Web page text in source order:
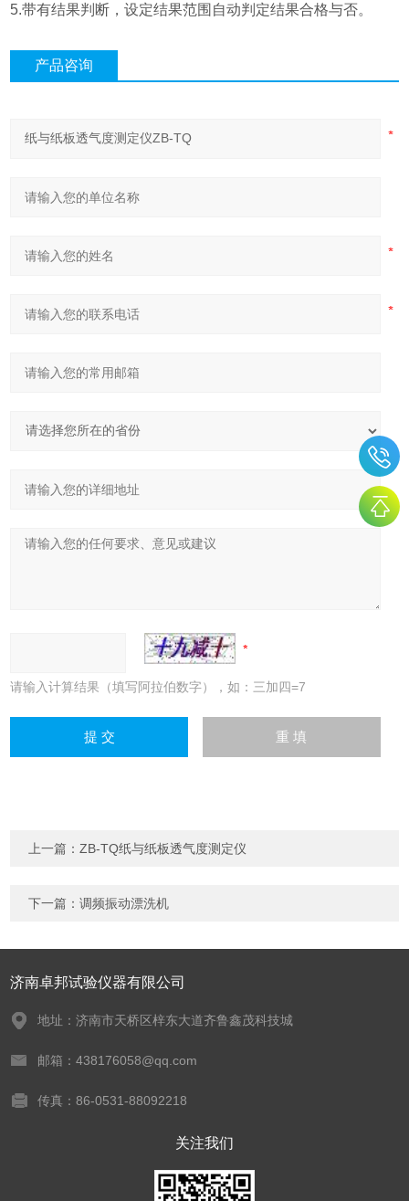
5.带有结果判断，设定结果范围自动判定结果合格与否。
产品咨询
请输入计算结果（填写阿拉伯数字），如：三加四=7
上一篇：ZB-TQ纸与纸板透气度测定仪
下一篇：调频振动漂洗机
济南卓邦试验仪器有限公司
地址：济南市天桥区梓东大道齐鲁鑫茂科技城
邮箱：438176058@qq.com
传真：86-0531-88092218
关注我们